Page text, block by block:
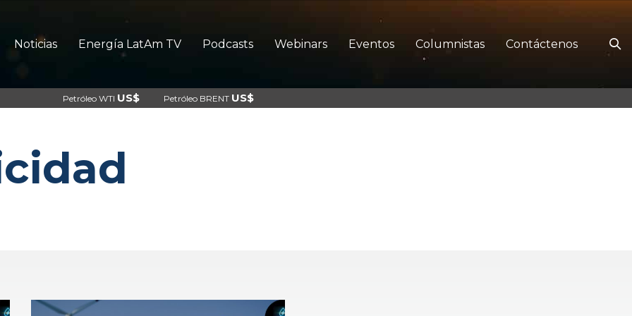
Noticias Energía LatAm TV Podcasts Webinars Eventos Columnistas Contáctenos
Petróleo WTI US$ Petróleo BRENT US$